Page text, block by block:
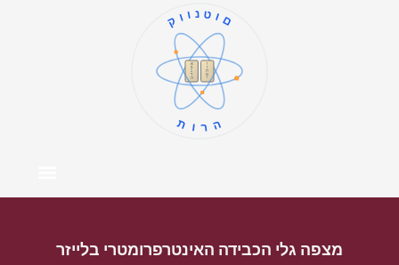
א
ב
ג
ד
ה
ו
ז
ח
ט
י
קוונטום
תורה
מצפה גלי הכבידה האינטרפרומטרי בלייזר